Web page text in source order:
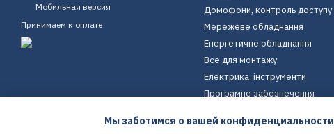
Мобильная версия
Принимаем к оплате
Домофони, контроль доступу
Мережеве обладнання
Енергетичне обладнання
Все для монтажу
Електрика, інструменти
Програмне забезпечення
Екіпірування
Мы заботимся о вашей конфиденциальности